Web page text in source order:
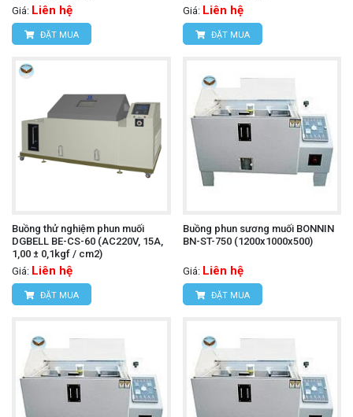
Giá: Liên hệ
ĐẶT MUA
Giá: Liên hệ
ĐẶT MUA
Buồng thử nghiệm phun muối
DGBELL BE-CS-60 (AC220V, 15A,
1,00 ± 0,1kgf / cm2)
Giá: Liên hệ
ĐẶT MUA
Buồng phun sương muối BONNIN
BN-ST-750 (1200x1000x500)
Giá: Liên hệ
ĐẶT MUA